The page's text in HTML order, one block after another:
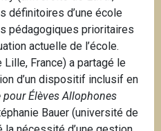
définitoires d’une école
pédagogiques prioritaires
actuelle de l’école.
Lille, France) a partagé le
d’un dispositif inclusif en
Élèves Allophones
Bauer (université de